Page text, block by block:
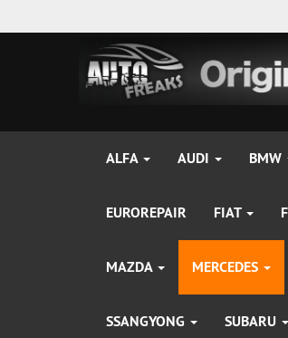
ALFA AUDI BMW
EUROREPAIR FIAT
MAZDA MERCEDES
SSANGYONG SUBARU